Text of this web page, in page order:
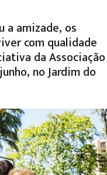
a amizade, os
com qualidade
da Associação
no Jardim do